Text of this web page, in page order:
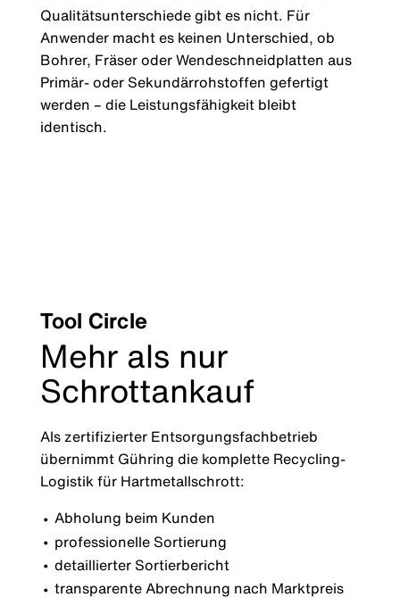
Qualitätsunterschiede gibt es nicht. Für
Anwender macht es keinen Unterschied, ob
Bohrer, Fräser oder Wendeschneidplatten aus
Primär- oder Sekundärrohstoffen gefertigt
werden – die Leistungsfähigkeit bleibt
identisch.
Tool Circle
Mehr als nur
Schrottankauf
Als zertifizierter Entsorgungsfachbetrieb
übernimmt Gühring die komplette Recycling-
Logistik für Hartmetallschrott:
Abholung beim Kunden
professionelle Sortierung
detaillierter Sortierbericht
transparente Abrechnung nach Marktpreis